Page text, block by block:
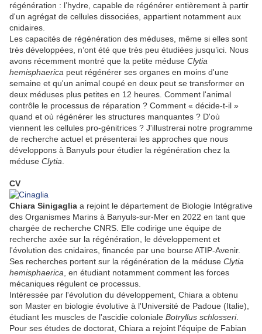
régénération : l’hydre, capable de régénérer entièrement à partir
d'un agrégat de cellules dissociées, appartient notamment aux
cnidaires.
Les capacités de régénération des méduses, même si elles sont
très développées, n’ont été que très peu étudiées jusqu’ici. Nous
avons récemment montré que la petite méduse Clytia
hemisphaerica peut régénérer ses organes en moins d'une
semaine et qu'un animal coupé en deux peut se transformer en
deux méduses plus petites en 12 heures. Comment l'animal
contrôle le processus de réparation ? Comment « décide-t-il »
quand et où régénérer les structures manquantes ? D'où
viennent les cellules pro-génitrices ? J'illustrerai notre programme
de recherche actuel et présenterai les approches que nous
développons à Banyuls pour étudier la régénération chez la
méduse Clytia
CV
Chiara Sinigaglia a rejoint le département de Biologie Intégrative
des Organismes Marins à Banyuls-sur-Mer en 2022 en tant que
chargée de recherche CNRS. Elle codirige une équipe de
recherche axée sur la régénération, le développement et
l'évolution des cnidaires, financée par une bourse ATIP-Avenir.
Ses recherches portent sur la régénération de la méduse Clytia
hemisphaerica , en étudiant notamment comment les forces
mécaniques régulent ce processus.
Intéressée par l'évolution du développement, Chiara a obtenu
son Master en biologie évolutive à l'Université de Padoue (Italie),
étudiant les muscles de l'ascidie coloniale Botryllus schlosseri.
Pour ses études de doctorat, Chiara a rejoint l'équipe de Fabian